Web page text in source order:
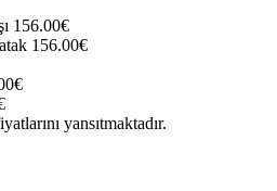
156.00€
156.00€
yansıtmaktadır.